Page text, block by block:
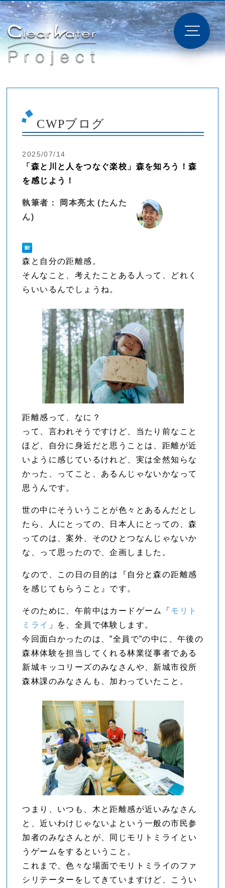
CWPブログ
2025/07/14
「森と川と人をつなぐ楽校」森を知ろう！森
を感じよう！
執筆者： 岡本亮太 (たんた
ん)
森と自分の距離感。
そんなこと、考えたことある人って、どれく
らいいるんでしょうね。
距離感って、なに？
って、言われそうですけど、当たり前なこと
ほど、自分に身近だと思うことは、距離が近
いように感じているけれど、実は全然知らな
かった、ってこと、あるんじゃないかなって
思うんです。
世の中にそういうことが色々とあるんだとし
たら、人にとっての、日本人にとっての、森
ってのは、案外、そのひとつなんじゃないか
な、って思ったので、企画しました。
なので、この日の目的は『自分と森の距離感
を感じてもらうこと』です。
そのために、午前中はカードゲーム「 モリト
ミライ 」を、全員で体験します。
今回面白かったのは、”全員で”の中に、午後の
森林体験を担当してくれる林業従事者である
新城キッコリーズのみなさんや、新城市役所
森林課のみなさんも、加わっていたこと。
つまり、いつも、木と距離感が近いみなさん
と、近いわけじゃないよという一般の市民参
加者のみなさんとが、同じモリトミライとい
うゲームをするということ。
これまで、色々な場面でモリトミライのファ
シリテーターをしてきていますけど、こうい